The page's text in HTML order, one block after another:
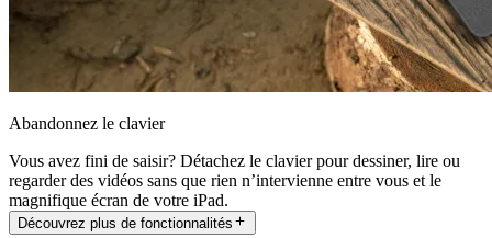
Abandonnez le clavier
Vous avez fini de saisir? Détachez le clavier pour dessiner, lire ou
regarder des vidéos sans que rien n’intervienne entre vous et le
magnifique écran de votre iPad.
Découvrez plus de fonctionnalités